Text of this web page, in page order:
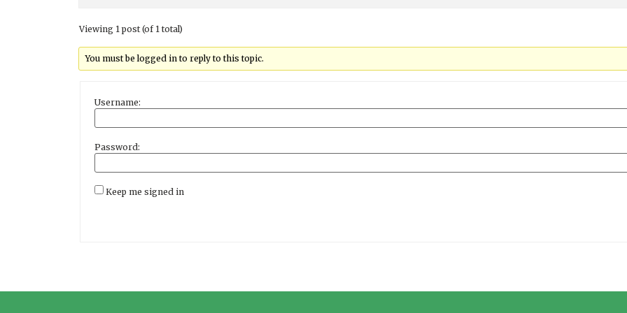
Viewing 1 post (of 1 total)
You must be logged in to reply to this topic.
Username:
Password:
Keep me signed in